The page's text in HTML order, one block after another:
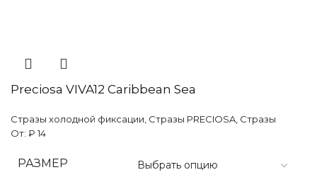
Preciosa VIVA12 Caribbean Sea
Стразы холодной фиксации Стразы PRECIOSA Стразы
От: ₽ 14
РАЗМЕР